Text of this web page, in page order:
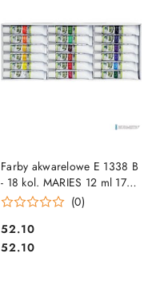
Farby akwarelowe E 1338 B
- 18 kol. MARIES 12 ml 170-
1909
(0)
Cena:
52.10
Cena:
52.10
DO KOSZYKA